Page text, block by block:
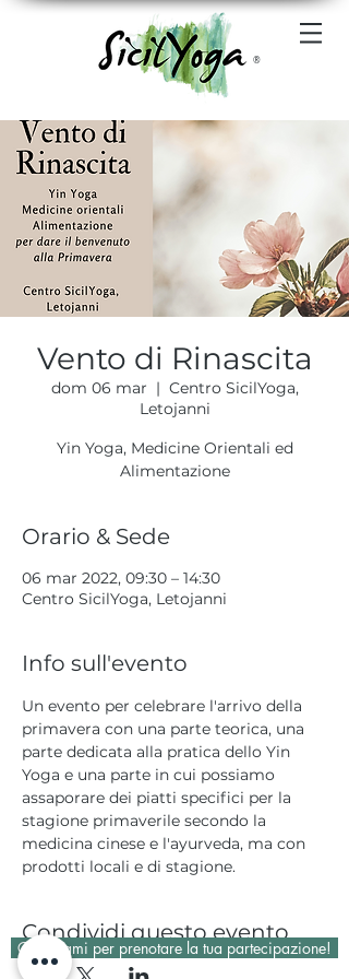
®
Vento di Rinascita
dom 06 mar
  |
Centro SicilYoga,
Letojanni
Yin Yoga, Medicine Orientali ed
Alimentazione
Orario & Sede
06 mar 2022, 09:30 – 14:30
Centro SicilYoga, Letojanni
Info sull'evento
Un evento per celebrare l'arrivo della
primavera con una parte teorica, una
parte dedicata alla pratica dello Yin
Yoga e una parte in cui possiamo
assaporare dei piatti specifici per la
stagione primaverile secondo la
medicina cinese e l'ayurveda, ma con
prodotti locali e di stagione.
Condividi questo evento
Contattami per prenotare la tua partecipazione!